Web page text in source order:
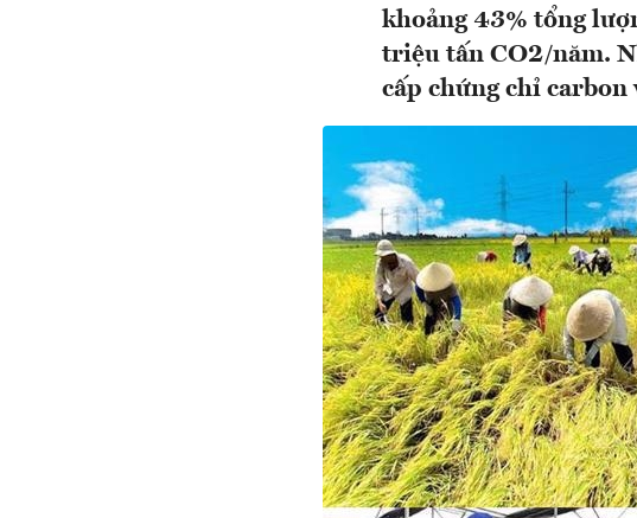
khoảng 43% tổng
triệu tấn CO2/năm.
cấp chứng chỉ